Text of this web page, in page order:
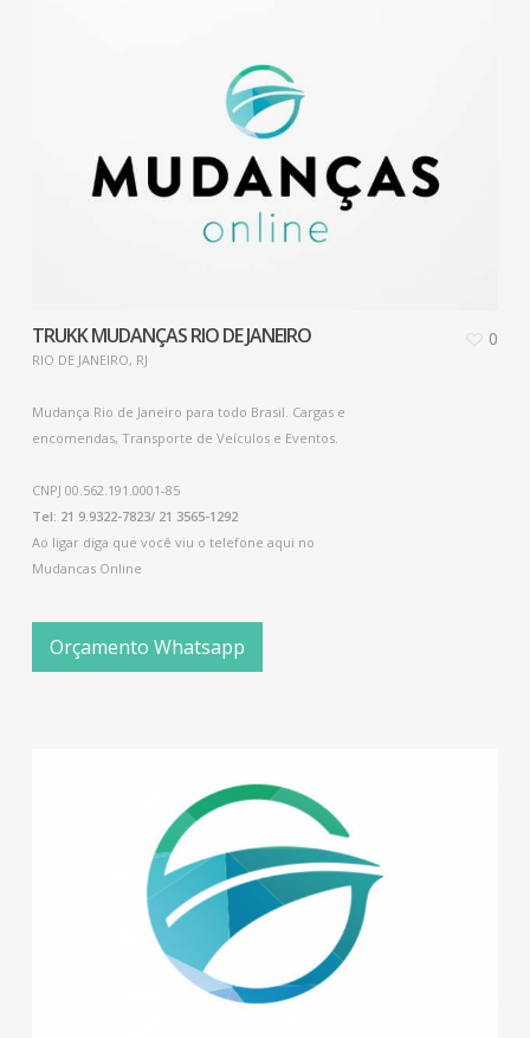
TRUKK MUDANÇAS RIO DE JANEIRO
RIO DE JANEIRO, RJ
Mudança Rio de Janeiro para todo Brasil. Cargas e
encomendas, Transporte de Veículos e Eventos.
CNPJ 00.562.191.0001-85
Tel: 21 9.9322-7823/ 21 3565-1292
Ao ligar diga que você viu o telefone aqui no
Mudancas Online
Orçamento Whatsapp
0